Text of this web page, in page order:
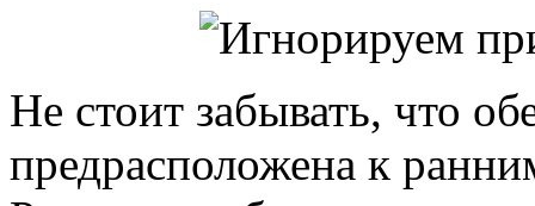
Не стоит забывать, что
предрасположена к